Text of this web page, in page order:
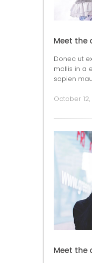
Meet the
Donec ut
mollis in a
sapien
October 12,
Meet the